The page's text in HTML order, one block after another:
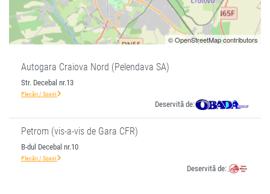
© OpenStreetMap contributors
Autogara Craiova Nord (Pelendava SA)
Str. Decebal nr.13
Plecări / Sosiri
Deservită de:
Petrom (vis-a-vis de Gara CFR)
B-dul Decebal nr.10
Plecări / Sosiri
Deservită de: